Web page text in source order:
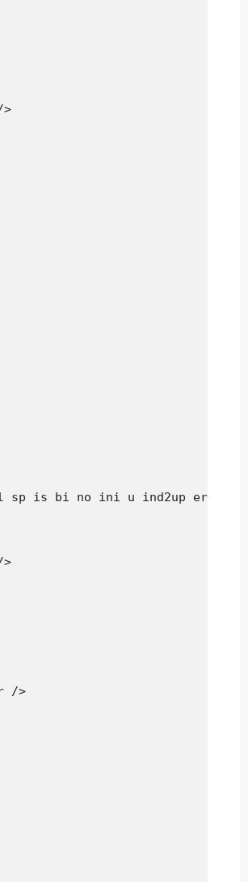
sp is bi no ini u ind2up err...
/>